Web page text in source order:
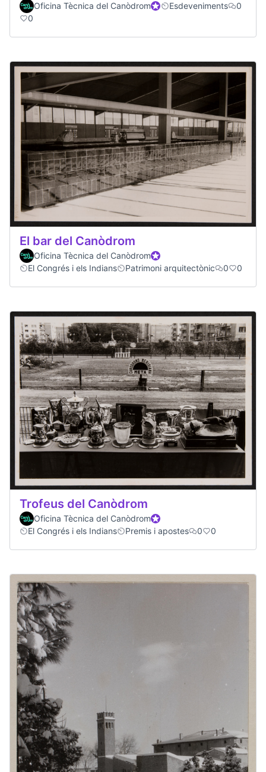
Oficina Tècnica del CanòdromOfficial participant
Esdeveniments
0
0
El bar del Canòdrom
Oficina Tècnica del CanòdromOfficial participant
El Congrés i els Indians
Patrimoni arquitectònic 0 0
Trofeus del Canòdrom
Oficina Tècnica del CanòdromOfficial participant
El Congrés i els Indians
Premis i apostes 0 0